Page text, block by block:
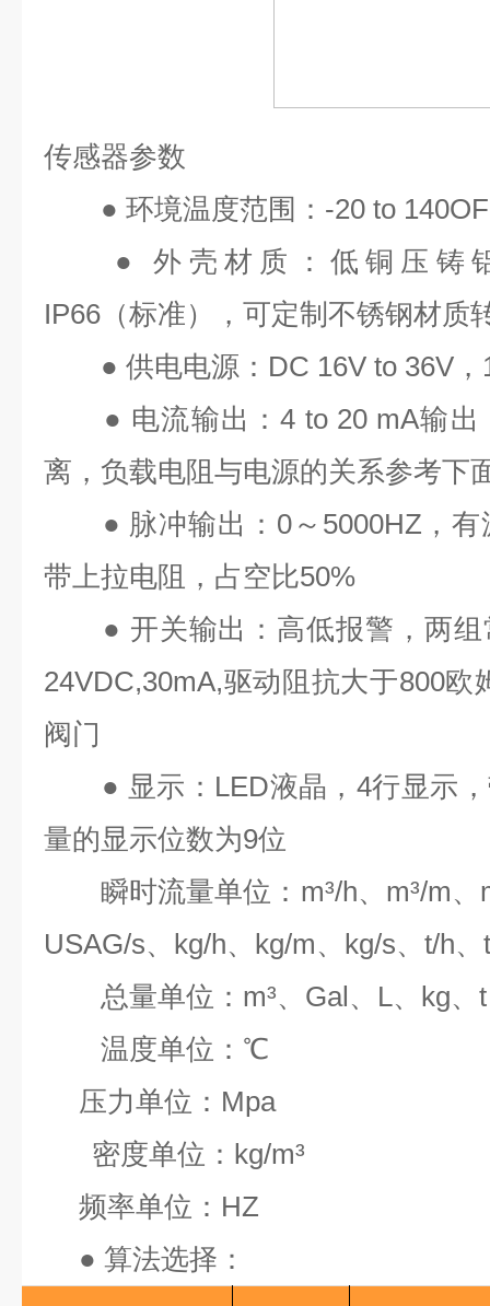
传感器参数
● 环境温度范围： -20 to
●外壳材质：低铜压铸
IP66 （标准），可定制不锈钢材质
● 供电电源： DC 16V to 36V ，
● 电流输出：4 to 20 mA输出
离，负载电阻与电源的关系参考下
● 脉冲输出： 0～ 5000HZ ，
带上拉电阻，占空比50%
● 开关输出：高低报警，两
24VDC,30mA,驱动阻抗大于800欧
阀门
● 显示： LED液晶， 4行显示
量的显示位数为9位
瞬时流量单位： m³/h、 m³/m、
USAG/s、 kg/h、 kg/m、 kg/s、 t/h、
总量单位： m³、 Gal、 L、 kg、 t
温度单位： ℃
压力单位： Mpa
密度单位： kg/m³
频率单位： HZ
● 算法选择：